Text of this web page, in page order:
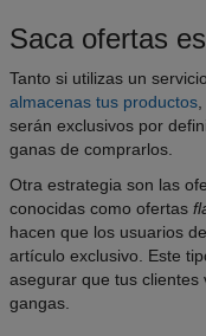
Saca ofertas
Tanto si utilizas un
almacenas tus productos
serán exclusivos por
ganas de comprarlos.
Otra estrategia son las
conocidas como ofertas
hacen que los usuarios
artículo exclusivo. Este
asegurar que tus
gangas.